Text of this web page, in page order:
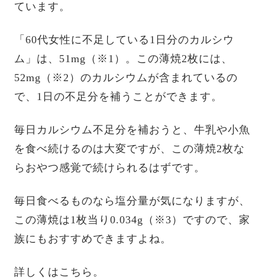
ています。
「60代女性に不足している1日分のカルシウ
ム」は、51mg（※1）。この薄焼2枚には、
52mg（※2）のカルシウムが含まれているの
で、1日の不足分を補うことができます。
毎日カルシウム不足分を補おうと、牛乳や小魚
を食べ続けるのは大変ですが、この薄焼2枚な
らおやつ感覚で続けられるはずです。
毎日食べるものなら塩分量が気になりますが、
この薄焼は1枚当り0.034g（※3）ですので、家
族にもおすすめできますよね。
詳しくはこちら。